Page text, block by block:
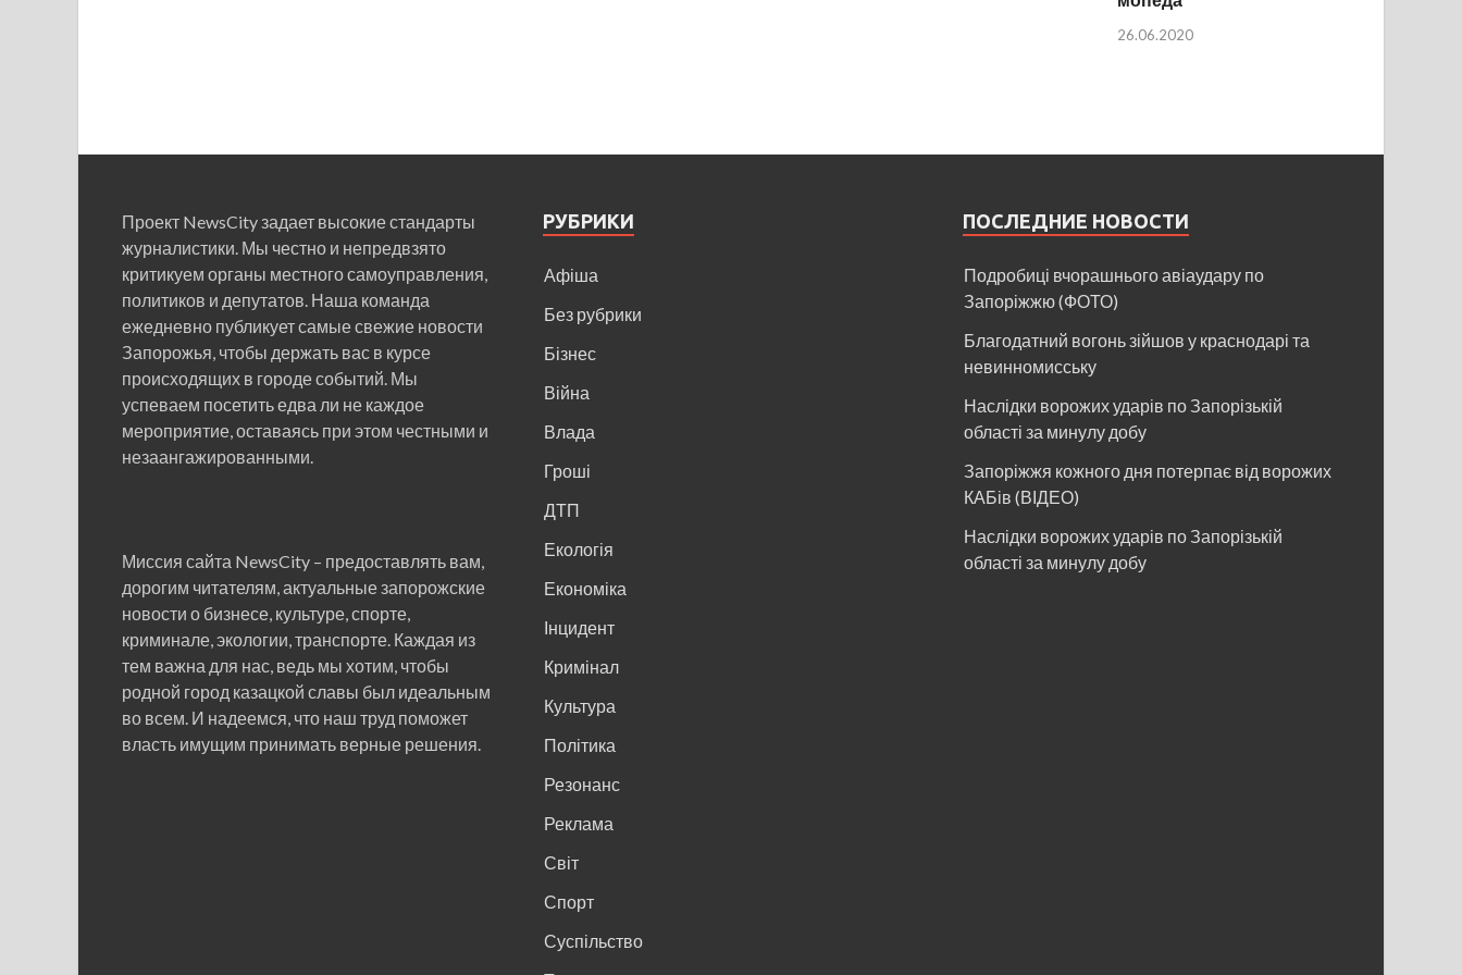
26.06.2020
Проект NewsCity задает высокие стандарты
журналистики. Мы честно и непредвзято
критикуем органы местного самоуправления,
политиков и депутатов. Наша команда
ежедневно публикует самые свежие новости
Запорожья, чтобы держать вас в курсе
происходящих в городе событий. Мы
успеваем посетить едва ли не каждое
мероприятие, оставаясь при этом честными и
незаангажированными.
Миссия сайта NewsCity – предоставлять вам,
дорогим читателям, актуальные запорожские
новости о бизнесе, культуре, спорте,
криминале, экологии, транспорте. Каждая из
тем важна для нас, ведь мы хотим, чтобы
родной город казацкой славы был идеальным
во всем. И надеемся, что наш труд поможет
власть имущим принимать верные решения.
РУБРИКИ
Афіша
Без рубрики
Бізнес
Війна
Влада
Гроші
ДТП
Екологія
Економіка
Інцидент
Кримінал
Культура
Політика
Резонанс
Реклама
Світ
Спорт
Суспільство
ПОСЛЕДНИЕ НОВОСТИ
Подробиці вчорашнього авіаудару по
Запоріжжю (ФОТО)
Благодатний вогонь зійшов у краснодарі та
невинномисську
Наслідки ворожих ударів по Запорізькій
області за минулу добу
Запоріжжя кожного дня потерпає від ворожих
КАБів (ВІДЕО)
Наслідки ворожих ударів по Запорізькій
області за минулу добу